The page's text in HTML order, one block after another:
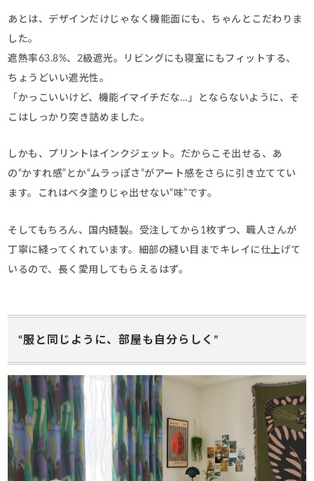
あとは、デザインだけじゃなく機能面にも、ちゃんとこだわりま
した。
遮熱率63.8%、2級遮光。リビングにも寝室にもフィットする、
ちょうどいい遮光性。
「かっこいいけど、機能イマイチだな…」とならないように、そ
こはしっかり突き詰めました。
しかも、プリントはインクジェット。だからこそ出せる、あ
の“かすれ感”とか“ムラっぽさ”がアート感をさらに引き立ててい
ます。これはベタ塗りじゃ出せない“味”です。
そしてもちろん、国内縫製。受注してから1枚ずつ、職人さんが
丁寧に縫ってくれています。細部の縫い目までキレイに仕上げて
いるので、長く愛用してもらえるはず。
“服と同じように、部屋も自分らしく”